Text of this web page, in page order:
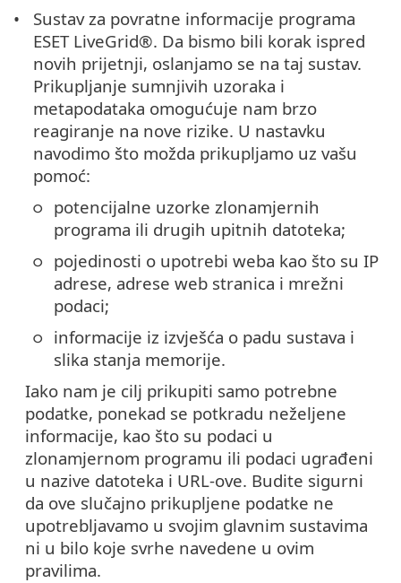
Sustav za povratne informacije programa
ESET LiveGrid®. Da bismo bili korak ispred
novih prijetnji, oslanjamo se na taj sustav.
Prikupljanje sumnjivih uzoraka i
metapodataka omogućuje nam brzo
reagiranje na nove rizike. U nastavku
navodimo što možda prikupljamo uz vašu
pomoć:
potencijalne uzorke zlonamjernih
programa ili drugih upitnih datoteka;
pojedinosti o upotrebi weba kao što su IP
adrese, adrese web stranica i mrežni
podaci;
informacije iz izvješća o padu sustava i
slika stanja memorije.
Iako nam je cilj prikupiti samo potrebne
podatke, ponekad se potkradu neželjene
informacije, kao što su podaci u
zlonamjernom programu ili podaci ugrađeni
u nazive datoteka i URL-ove. Budite sigurni
da ove slučajno prikupljene podatke ne
upotrebljavamo u svojim glavnim sustavima
ni u bilo koje svrhe navedene u ovim
pravilima.